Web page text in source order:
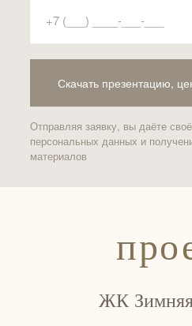
Скачать презентацию,
Отправляя заявку, вы даёте своё
персональных данных и
материалов
ЖК